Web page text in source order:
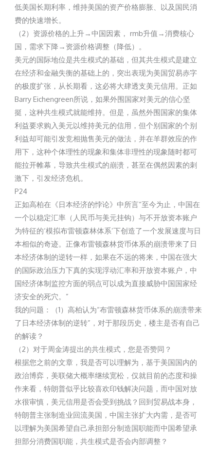
低美国长期利率，维持美国的资产价格膨胀、以及国民消
费的快速增长。
（2）资源价格的上升→中国因素， rmb升值→消费核心
国，需求下降→资源价格调整（降低）。
美元的国际地位是共生模式的基础，但其共生模式是建立
在经济和金融失衡的基础上的，突出表现为美国贸易赤字
的极度扩张，从长期看，这必将大肆透支美元信用。正如
Barry Eichengreen所说，如果外围国家对美元的信心坚
挺，这种共生模式就能维持。但是，虽然外围国家的集体
利益要求购入美元以维持美元的信用，但个别国家的个别
利益却可能引发竞相抛售美元的做法，并在羊群效应的作
用下，这种个体理性的现象和集体非理性的现象随时都可
能拉开帷幕，导致共生模式的崩溃，甚至在偶然因素的刺
激下，引发经济危机。
P24
正如高柏在《日本经济的悖论》中所言“至今为止，中国在
一个以稳定汇率（人民币与美元挂钩）与不开放资本账户
为特征的‘模拟布雷顿森林体系’下创造了一个发展速度与日
本相似的奇迹。正像布雷顿森林货币体系的崩溃带来了日
本经济体制的逆转一样，如果在不远的将来，中国在强大
的国际政治压力下真的实现浮动汇率和开放资本账户，中
国经济体制监控方面的弱点可以成为直接威胁中国国家经
济安全的死穴。”
我的问题：（1）高柏认为“布雷顿森林货币体系的崩溃带来
了日本经济体制的逆转”，对于那段历史，楼主是否有自己
的解读？
（2）对于周金涛提出的共生模式，您是否赞同？
根据您之前的文章，我是否可以理解为，基于美国国内的
政治博弈，美联储大概率继续宽松，仅就目前的态度和操
作来看，特朗普似乎比较喜欢印钱解决问题，而中国对放
水很审慎，美元信用是否会受到挑战？回到贸易战本身，
特朗普主张制造业回流美国，中国主张扩大内需，是否可
以理解为美国希望自己承担部分制造国职能而中国希望承
担部分消费国职能，共生模式是否会内部调整？